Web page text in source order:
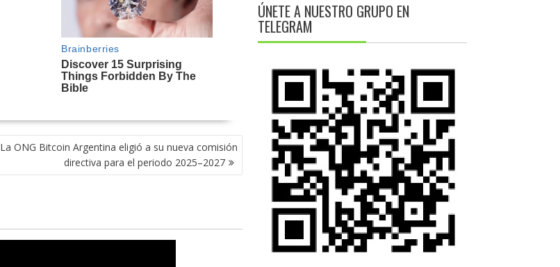
La ONG Bitcoin Argentina eligió a su nueva comisión
directiva para el periodo 2025–2027
ÚNETE A NUESTRO GRUPO EN
TELEGRAM